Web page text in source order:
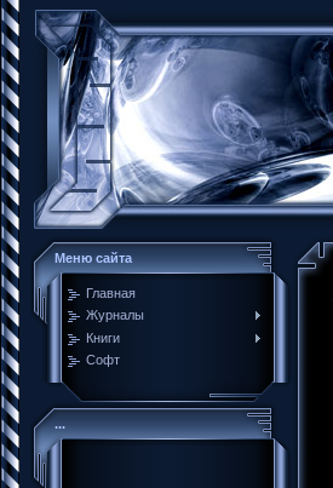
Меню сайта
Главная
Журналы
Книги
Софт
...